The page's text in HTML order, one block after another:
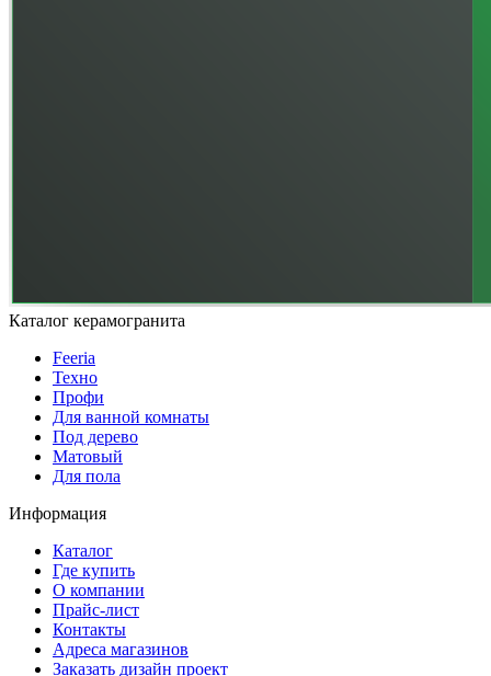
Каталог керамогранита
Feeria
Техно
Профи
Для ванной комнаты
Под дерево
Матовый
Для пола
Информация
Каталог
Где купить
О компании
Прайс-лист
Контакты
Адреса магазинов
Заказать дизайн проект